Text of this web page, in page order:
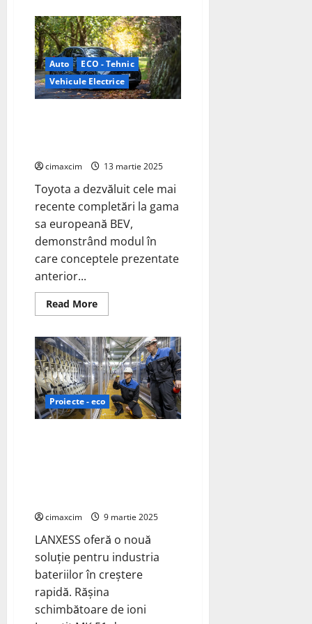
Bateriile
cu
litiu-
sulf
urmează
să
devină
o
industrie
Auto
ECO - Tehnic
Vehicule Electrice
cimaxcim 13 martie 2025
Toyota a dezvăluit cele mai
recente completări la gama
sa europeană BEV,
demonstrând modul în
care conceptele prezentate
anterior...
Read MoreRead
more
își
extinde
gama
de
modele
electrice
cu
baterii
în
Proiecte - eco
cimaxcim 9 martie 2025
LANXESS oferă o nouă
soluție pentru industria
bateriilor în creștere
rapidă. Rășina
schimbătoare de ioni